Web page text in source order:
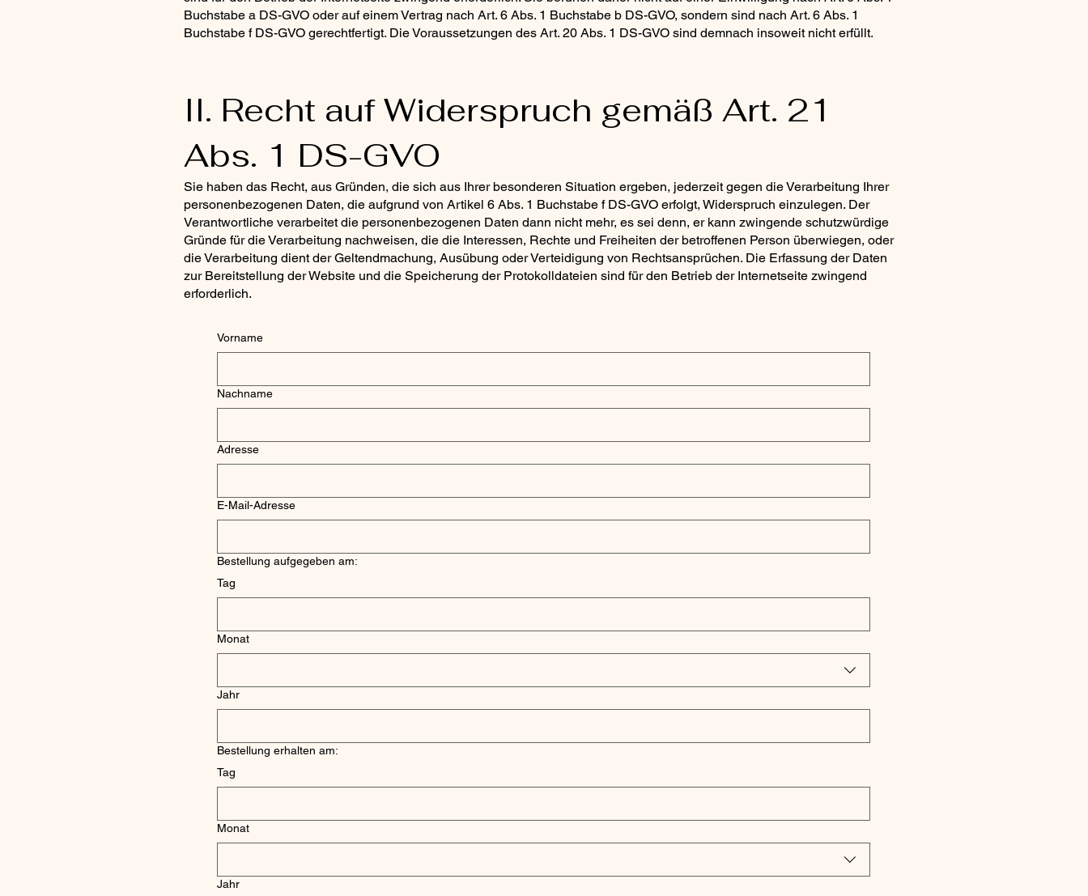
Buchstabe a DS-GVO oder auf einem Vertrag nach Art. 6 Abs. 1 Buchstabe b DS-GVO, sondern sind nach Art. 6 Abs. 1
Buchstabe f DS-GVO gerechtfertigt. Die Voraussetzungen des Art. 20 Abs. 1 DS-GVO sind demnach insoweit nicht erfüllt.
II. Recht auf Widerspruch gemäß Art. 21
Abs. 1 DS-GVO
Sie haben das Recht, aus Gründen, die sich aus Ihrer besonderen Situation ergeben, jederzeit gegen die Verarbeitung Ihrer
personenbezogenen Daten, die aufgrund von Artikel 6 Abs. 1 Buchstabe f DS-GVO erfolgt, Widerspruch einzulegen. Der
Verantwortliche verarbeitet die personenbezogenen Daten dann nicht mehr, es sei denn, er kann zwingende schutzwürdige
Gründe für die Verarbeitung nachweisen, die die Interessen, Rechte und Freiheiten der betroffenen Person überwiegen, oder
die Verarbeitung dient der Geltendmachung, Ausübung oder Verteidigung von Rechtsansprüchen. Die Erfassung der Daten
zur Bereitstellung der Website und die Speicherung der Protokolldateien sind für den Betrieb der Internetseite zwingend
erforderlich.
Vorname
Nachname
Adresse
E-Mail-Adresse
Bestellung aufgegeben am:
Tag
Monat
Jahr
Bestellung erhalten am:
Tag
Monat
Jahr